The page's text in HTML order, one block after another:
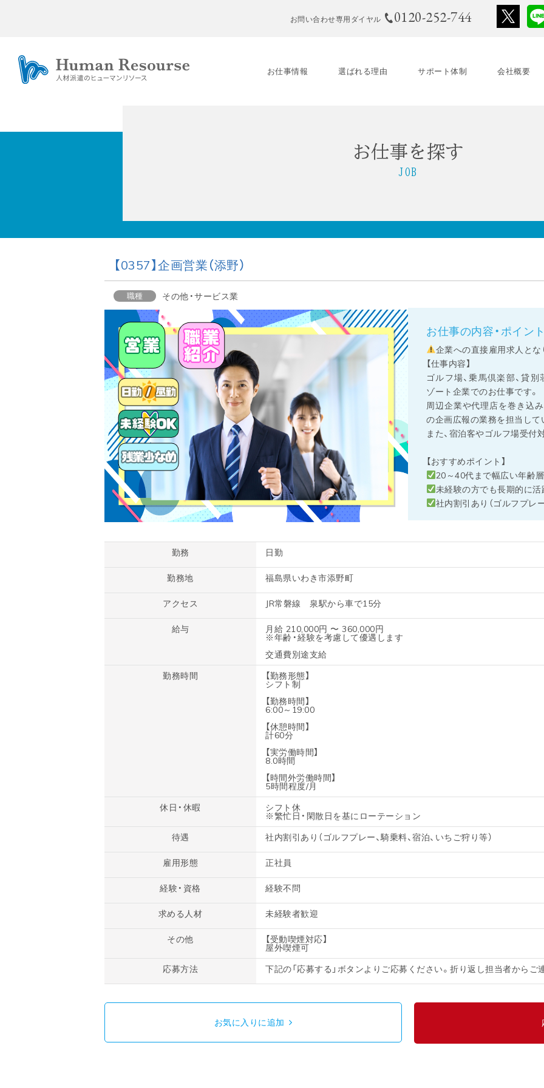
お問い合わせ専用ダイヤル 0120-252-744
お仕事情報 選ばれる理由 サポート体制 会社概要
お仕事を探す
JOB
【0357】企画営業（添野）
職種 その他・サービス業
お仕事の内容・ポイン
企業への直接雇用求人とな
【仕事内容】
ゴルフ場、乗馬倶楽部、貸
ゾート企業でのお仕事です。
周辺企業や代理店を巻き込
の企画広報の業務を担当して
また、宿泊客やゴルフ場受付
【おすすめポイント】
20～40代まで幅広い年齢
未経験の方でも長期的に
社内割引あり（ゴルフプレ
勤務 日勤
勤務地 福島県いわき市添野町
アクセス JR常磐線 泉駅から車で15分
給与 月給 210,000円 〜 360,000円
※年齢・経験を考慮して優遇します
交通費別途支給
勤務時間
【勤務形態】
シフト制
【勤務時間】
6:00～19:00
【休憩時間】
計60分
【実労働時間】
8.0時間
【時間外労働時間】
5時間程度/月
休日・休暇
シフト休
※繁忙日・閑散日を基にローテーション
待遇
社内割引あり（ゴルフプレー、騎乗料、宿泊、いちご狩り等）
雇用形態 正社員
経験・資格 経験不問
求める人材 未経験者歓迎
その他 【受動喫煙対応】
屋外喫煙可
応募方法
下記の「応募する」ボタンよりご応募ください。折り返し担当者からご
お気に入りに追加